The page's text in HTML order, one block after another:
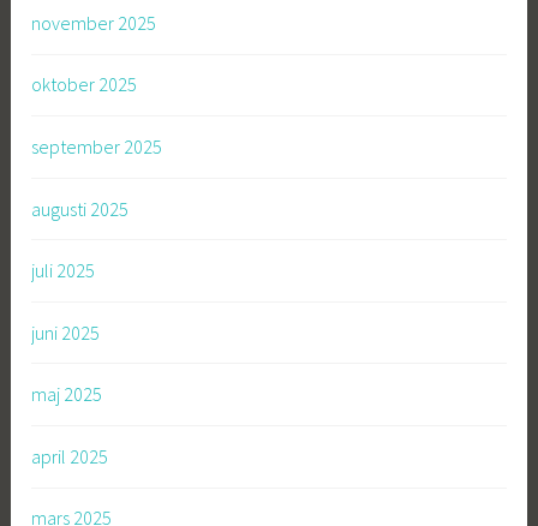
november 2025
oktober 2025
september 2025
augusti 2025
juli 2025
juni 2025
maj 2025
april 2025
mars 2025